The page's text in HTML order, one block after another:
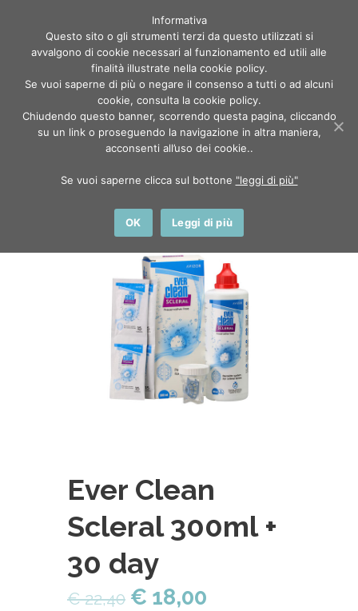
Liquidi lenti a contatto
Ever Clean Scleral 300ml + 30 day
IN OFFERTA!
Ever Clean
Scleral 300ml +
30 day
€22,40 € 18,00
Informativa
Questo sito o gli strumenti terzi da questo utilizzati si
avvalgono di cookie necessari al funzionamento ed utili alle
finalità illustrate nella cookie policy.
Se vuoi saperne di più o negare il consenso a tutti o ad alcuni
cookie, consulta la cookie policy.
Chiudendo questo banner, scorrendo questa pagina, cliccando
su un link o proseguendo la navigazione in altra maniera,
acconsenti all’uso dei cookie..
Se vuoi saperne clicca sul bottone "leggi di più"
OK Leggi di più